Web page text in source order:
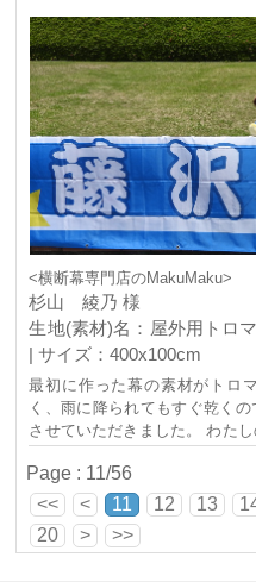
<横断幕専門店のMakuMaku>
杉山 綾乃 様
生地(素材)名：屋外用トロ
| サイズ：400x100cm
最初に作った幕の素材がトロ
く、雨に降られてもすぐ乾く
させていただきました。 わた
素敵なデザインに仕上げてい
た！ 本当にありがとうございま
Page : 11/56
<<
< 11 12 13
20
> >>